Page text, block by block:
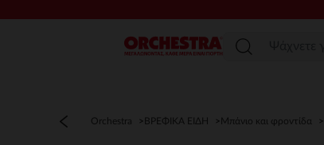
Μενού
Orchestra ΒΡΕΦΙΚΑ ΕΙΔΗ Μπάνιο και φροντίδα